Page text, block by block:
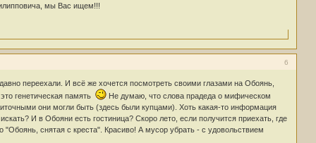
мы Вас ищем!!!
6
переехали. И всё же хочется посмотреть своими глазами на Обоянь,
генетическая память
Не думаю, что слова прадеда о мифическом
они могли быть (здесь были купцами). Хоть какая-то информация
И в Обояни есть гостиница? Скоро лето, если получится приехать, где
снятая с креста". Красиво! А мусор убрать - с удовольствием